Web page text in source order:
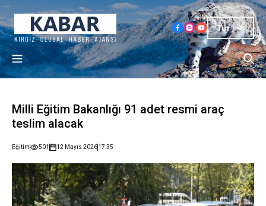
Tur
Milli Eğitim Bakanlığı 91 adet resmi araç
teslim alacak
Eğitim 501 12 Mayıs 202617:35